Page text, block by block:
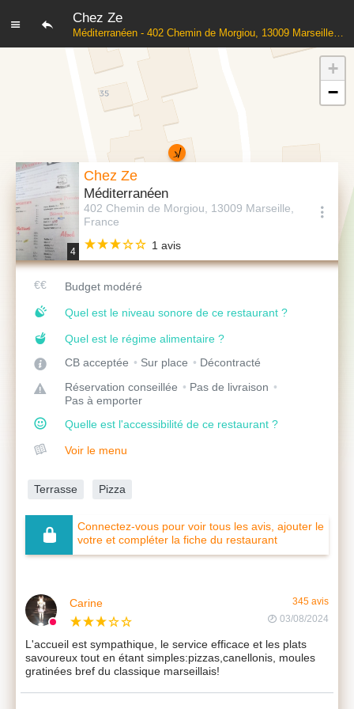
Chez Ze
Méditerranéen - 402 Chemin de Morgiou, 13009 Marseille, France
4
Chez Ze
Méditerranéen
402 Chemin de Morgiou, 13009 Marseille,
France
1 avis
Budget modéré
Quel est le niveau sonore de ce restaurant ?
Quel est le régime alimentaire ?
CB acceptée
Sur place
Décontracté
Réservation conseillée
Pas de livraison
Pas à emporter
Quelle est l'accessibilité de ce restaurant ?
Voir le menu
Terrasse Pizza
Connectez-vous pour voir tous les avis, ajouter le
votre et compléter la fiche du restaurant
Carine
345 avis
03/08/2024
L'accueil est sympathique, le service efficace et les plats
savoureux tout en étant simples:pizzas,canellonis, moules
gratinées bref du classique marseillais!
+
−